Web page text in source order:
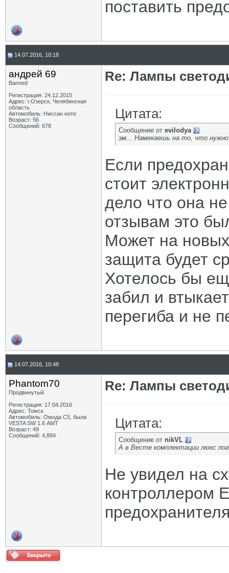
поставить
14.07.2016, 10:18
андрей 69
Banned
Регистрация: 24.12.2015
Адрес: г.Озерск, Челябинская
область
Автомобиль: Ниссан ноте
Возраст: 56
Сообщений: 678
Re: Лампы
Цитата:
Сообщение от evilodya
эм... Намекаешь на то, что
Если
стоит
дело что она
отзывам это
Может на
защита будет
Хотелось бы
забил и
перегиба и не
14.07.2016, 10:48
Phantom70
Продвинутый
Регистрация: 17.04.2016
Адрес: Томск
Автомобиль: Омода С5, была
VESTA SW 1.6 АМТ
Возраст: 49
Сообщений: 4,894
Re: Лампы
Цитата:
Сообщение от nikVL
А в Весте комплектации люкс
Не увидел на
контроллером